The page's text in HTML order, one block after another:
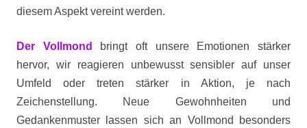
diesem Aspekt vereint werden.
Der Vollmond
bringt oft unsere Emotionen stärker
hervor, wir reagieren unbewusst sensibler auf unser
Umfeld oder treten stärker in Aktion, je nach
Zeichenstellung. Neue Gewohnheiten und
Gedankenmuster lassen sich an Vollmond besonders